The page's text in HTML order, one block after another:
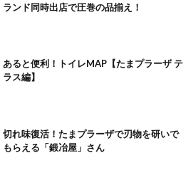
ランド同時出店で圧巻の品揃え！
あると便利！トイレMAP【たまプラーザ テ
ラス編】
切れ味復活！たまプラーザで刃物を研いで
もらえる「鍛冶屋」さん